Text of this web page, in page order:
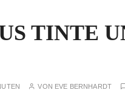
TINTE
VON EVE BERNHARDT